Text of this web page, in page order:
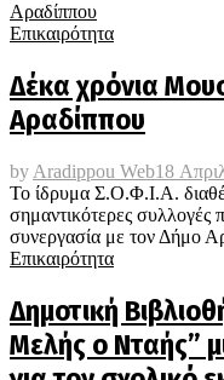
Αραδίππου
Επικαιρότητα
Δέκα χρόνια
Αραδίππου
by Aradippou Web18
Το ίδρυμα Σ.Ο.Φ.Ι.Α.
σημαντικότερες συλλογές
συνεργασία με τον Δήμο
Επικαιρότητα
Δημοτική
Μελής ο Νταής”